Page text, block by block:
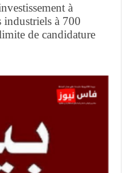
à
industriels à 700
de candidature